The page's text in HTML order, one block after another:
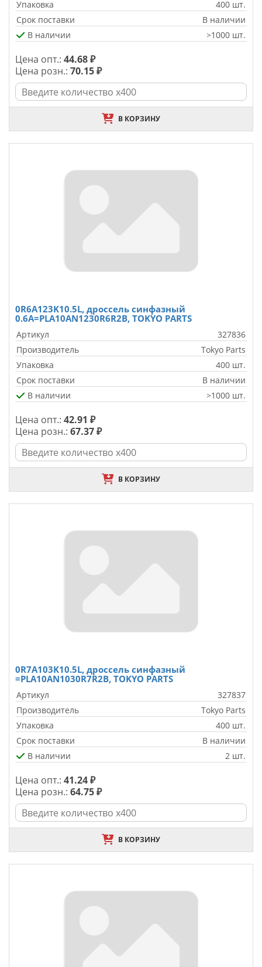
Упаковка
400 шт.
Срок поставки
В наличии
В наличии
>1000 шт.
Цена опт.: 44.68 ₽
Цена розн.: 70.15 ₽
В КОРЗИНУ
0R6A123K10.5L, дроссель синфазный
0.6А=PLA10AN1230R6R2B, TOKYO PARTS
Артикул
327836
Производитель
Tokyo Parts
Упаковка
400 шт.
Срок поставки
В наличии
В наличии
>1000 шт.
Цена опт.: 42.91 ₽
Цена розн.: 67.37 ₽
В КОРЗИНУ
0R7A103K10.5L, дроссель синфазный
=PLA10AN1030R7R2B, TOKYO PARTS
Артикул
327837
Производитель
Tokyo Parts
Упаковка
400 шт.
Срок поставки
В наличии
В наличии
2 шт.
Цена опт.: 41.24 ₽
Цена розн.: 64.75 ₽
В КОРЗИНУ